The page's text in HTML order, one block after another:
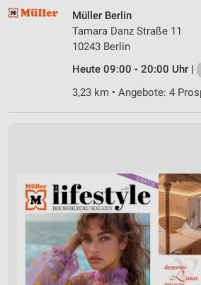
Müller Berlin
Tamara Danz Straße 11
10243 Berlin
Heute 09:00 - 20:00 Uhr |
3,23 km • Angebote: 4